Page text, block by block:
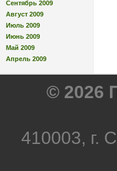
Сентябрь 2009
Август 2009
Июль 2009
Июнь 2009
Май 2009
Апрель 2009
© 2026
410003, г.